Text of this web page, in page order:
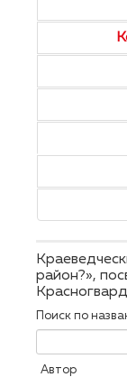
район?»,
Поиск по
Автор